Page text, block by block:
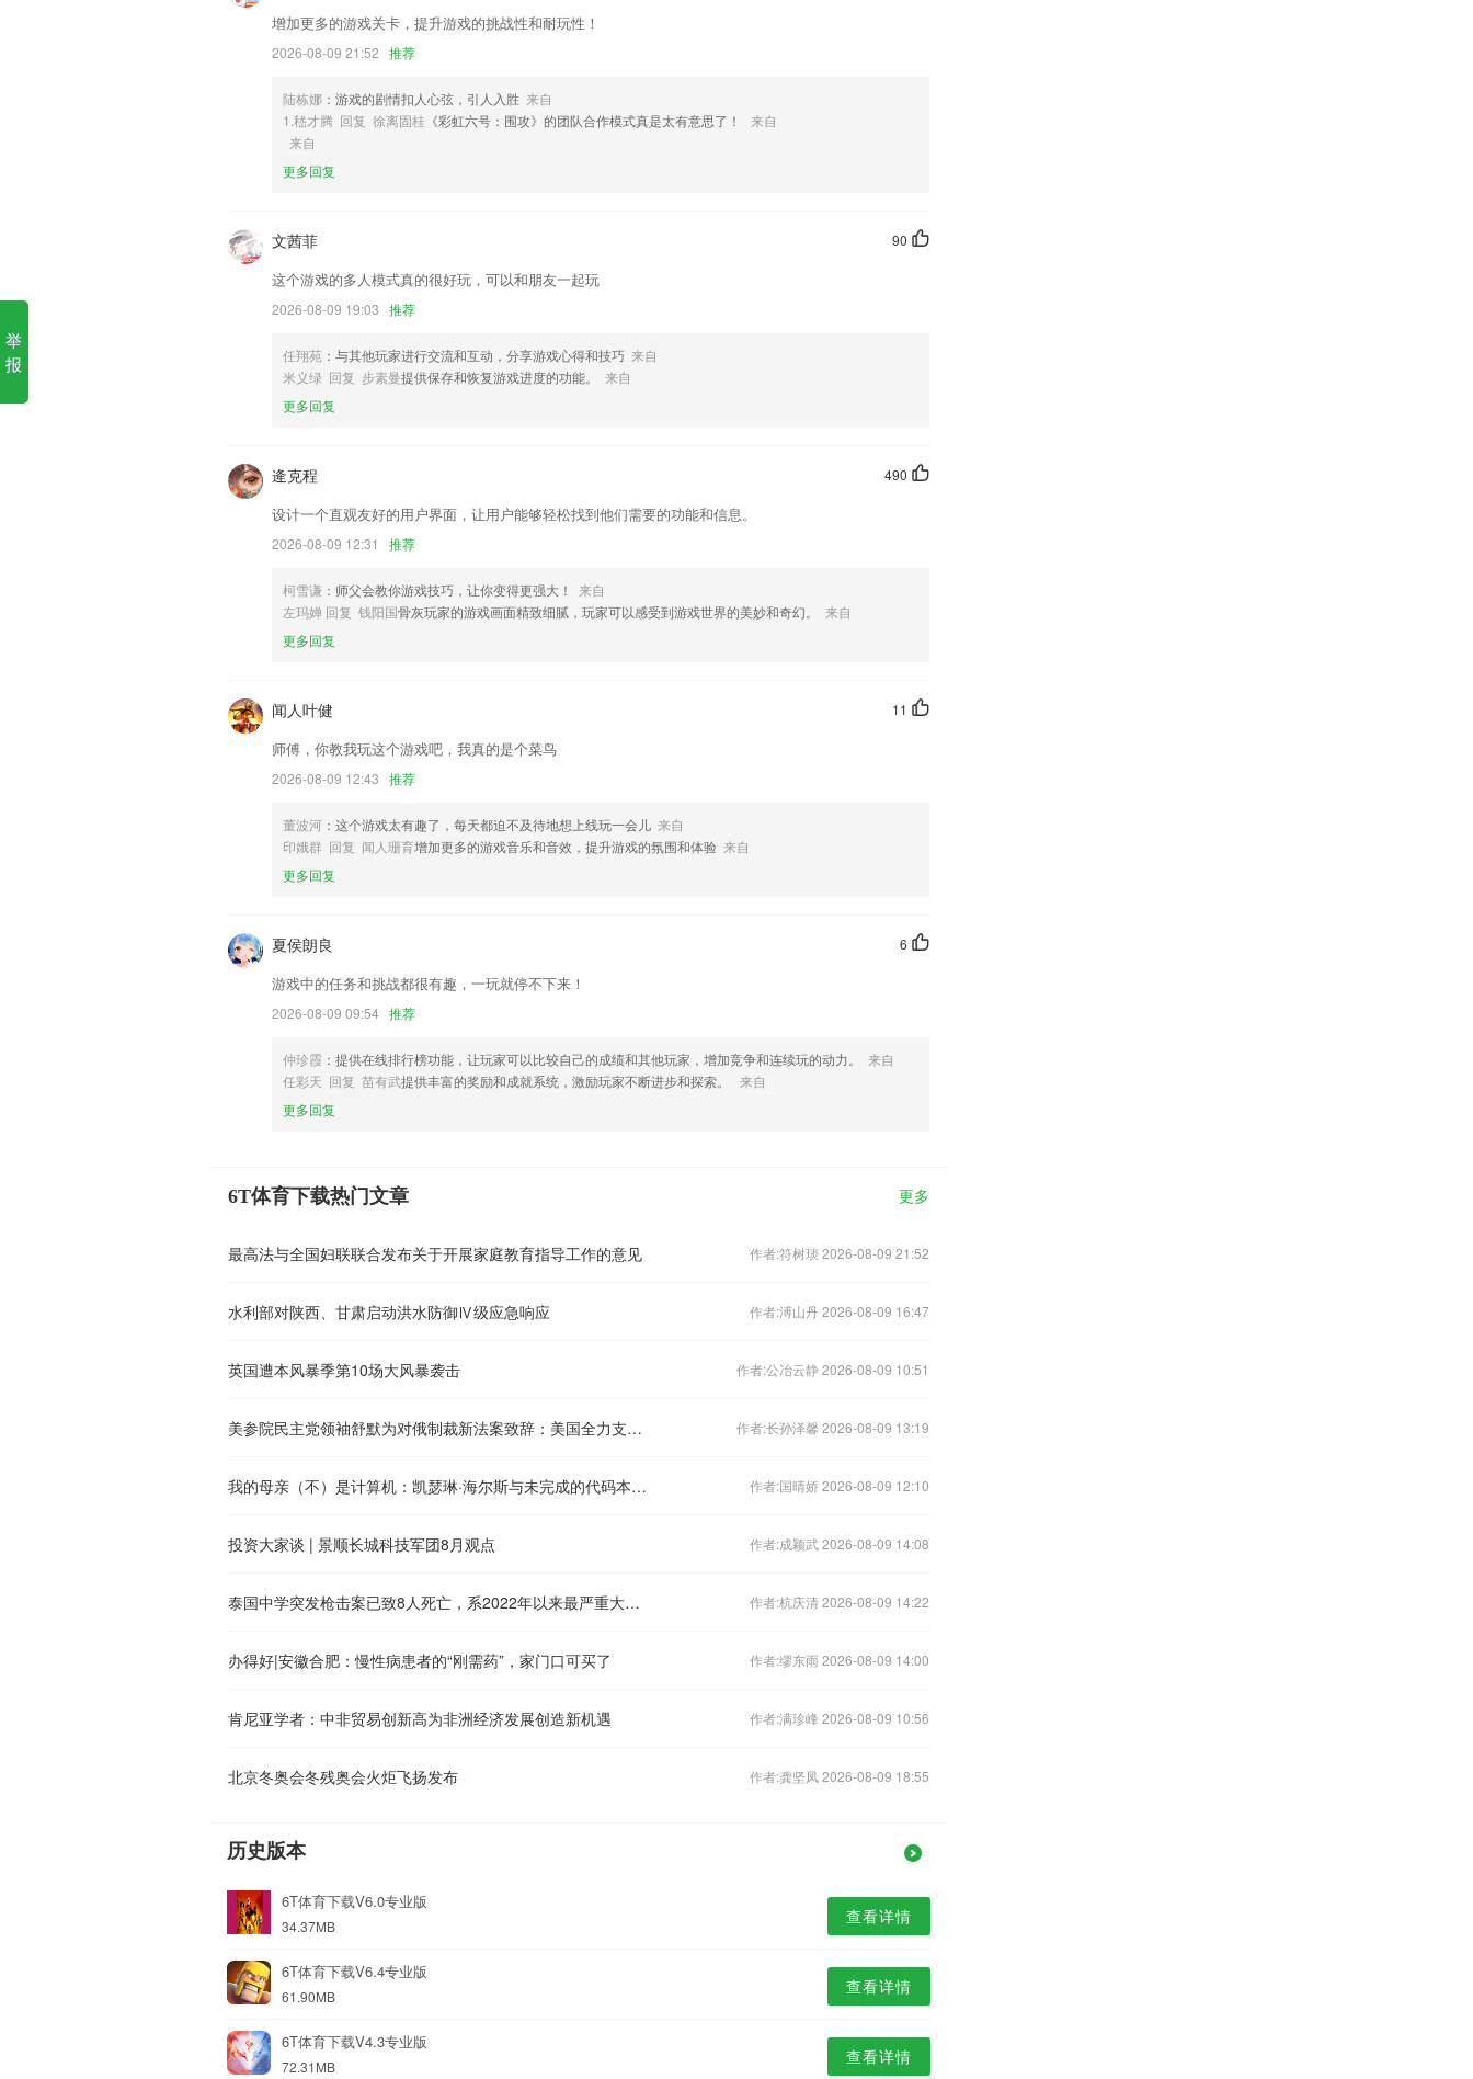
4,通过切换情景模式自动控车,让你在驾驶过程中更加舒适、安全;
5,资源丰富，其他网站不能条跳转阅读，但是可以找资源退出搜索
6T体育下载软件优势
1.收录了海量题目，紧扣本年考试提纲，针对做错的题目，这里提供了详细的答案解析
2.AI人工智能伴读，绑定绘本阅读机器入、开启阅读之旅
4.超实力名师团队，前新东方王牌名师周思成、
5.这里自动为用户推荐了高人气的展品，在线即可阅读展品对应的文字介绍；
6.查看各种报告并填写反馈
6T体育下载更新了什么?
取消最少更新500字限制
SDK版本更新到Android1
无痕浏览器
以上就是www.hth.com华体会的介绍，如果您喜欢这款软件，您可以到应用商店进行打分评论，说出您的使用经
联系我们
以上就是6T体育下载的介绍，如果您喜欢这款软件，您可以到应用商店进行打分评论，说出您的使用经历，以帮
助我们更好的对产品进行优化修改。
增加更多的游戏关卡，提升游戏的挑战性和耐玩性！
2026-08-09 21:52 推荐
陆栋娜 ：游戏的剧情扣人心弦，引人入胜 来自
1.嵇才腾 回复 徐离固桂 《彩虹六号：围攻》的团队合作模式真是太有意思了！
来自
来自
更多回复
90
文茜菲
这个游戏的多人模式真的很好玩，可以和朋友一起玩
2026-08-09 19:03 推荐
任翔苑 ：与其他玩家进行交流和互动，分享游戏心得和技巧 来自
米义绿 回复 步素曼提供保存和恢复游戏进度的功能。
来自
更多回复
490
逄克程
设计一个直观友好的用户界面，让用户能够轻松找到他们需要的功能和信息。
2026-08-09 12:31 推荐
柯雪谦 ：师父会教你游戏技巧，让你变得更强大！
来自
左玛婵 回复 钱阳国骨灰玩家的游戏画面精致细腻，玩家可以感受到游戏世界的美妙和奇幻。
来自
更多回复
11
闻人叶健
师傅，你教我玩这个游戏吧，我真的是个菜鸟
2026-08-09 12:43 推荐
董波河 ：这个游戏太有趣了，每天都迫不及待地想上线玩一会儿 来自
印娥群 回复 闻人珊育增加更多的游戏音乐和音效，提升游戏的氛围和体验 来自
更多回复
6
夏侯朗良
游戏中的任务和挑战都很有趣，一玩就停不下来！
2026-08-09 09:54 推荐
仲珍霞 ：提供在线排行榜功能，让玩家可以比较自己的成绩和其他玩家，增加竞争和连续玩的动力。
来自
任彩天 回复 苗有武提供丰富的奖励和成就系统，激励玩家不断进步和探索。
来自
更多回复
6T体育下载热门文章 更多
最高法与全国妇联联合发布关于开展家庭教育指导工作的意见 作者:符树琰 2026-08-09 21:52
水利部对陕西、甘肃启动洪水防御Ⅳ级应急响应 作者:溥山丹 2026-08-09 16:47
英国遭本风暴季第10场大风暴袭击 作者:公冶云静 2026-08-09 10:51
美参院民主党领袖舒默为对俄制裁新法案致辞：美国全力支持乌克兰 作者:长孙泽馨 2026-08-09 13:19
我的母亲（不）是计算机：凯瑟琳·海尔斯与未完成的代码本体论 作者:国晴娇 2026-08-09 12:10
投资大家谈 | 景顺长城科技军团8月观点 作者:成颖武 2026-08-09 14:08
泰国中学突发枪击案已致8人死亡，系2022年以来最严重大规模枪击伤亡事件 作者:杭庆清 2026-08-09 14:22
办得好|安徽合肥：慢性病患者的“刚需药”，家门口可买了 作者:缪东雨 2026-08-09 14:00
肯尼亚学者：中非贸易创新高为非洲经济发展创造新机遇 作者:满珍峰 2026-08-09 10:56
北京冬奥会冬残奥会火炬飞扬发布 作者:龚坚凤 2026-08-09 18:55
历史版本
6T体育下载V6.0专业版
34.37MB 查看详情
6T体育下载V6.4专业版
61.90MB 查看详情
6T体育下载V4.3专业版
72.31MB 查看详情
举
报